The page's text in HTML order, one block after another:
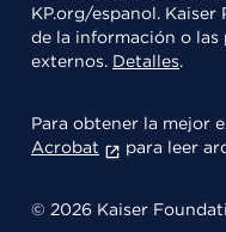
KP.org/espanol. Kaiser
de la información o
externos. Detalles.
Para obtener la mejor
Acrobat
para leer
© 2026 Kaiser